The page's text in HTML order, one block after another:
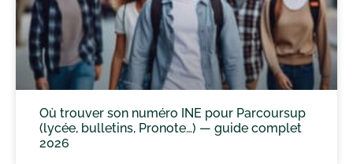
Où trouver son numéro INE pour Parcoursup
(lycée, bulletins, Pronote…) — guide complet
2026